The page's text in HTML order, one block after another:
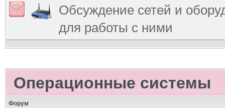
Обсуждение сетей и
для работы с ними
Операционные системы
Форум